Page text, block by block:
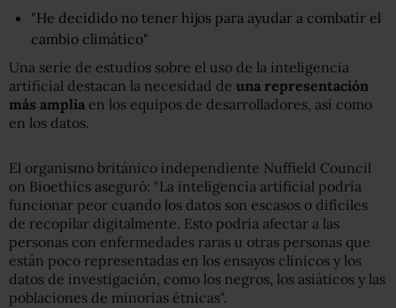
"He decidido no tener hijos para ayudar a combatir el
cambio climático"
Una serie de estudios sobre el uso de la inteligencia
artificial destacan la necesidad de una representación
más amplia en los equipos de desarrolladores, así como
en los datos.
El organismo británico independiente Nuffield Council
on Bioethics aseguró: "La inteligencia artificial podría
funcionar peor cuando los datos son escasos o difíciles
de recopilar digitalmente. Esto podría afectar a las
personas con enfermedades raras u otras personas que
están poco representadas en los ensayos clínicos y los
datos de investigación, como los negros, los asiáticos y las
poblaciones de minorías étnicas".